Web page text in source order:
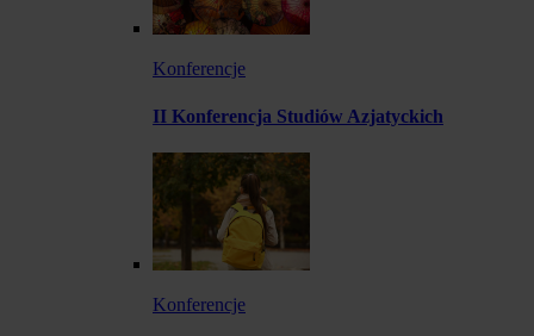
Konferencje
II Konferencja Studiów Azjatyckich
Konferencje